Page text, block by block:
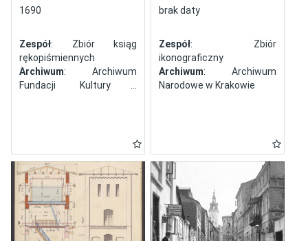
1690
Zespół: Zbiór ksiąg
rękopiśmiennych
Archiwum: Archiwum
Fundacji Kultury i
brak daty
Zespół: Zbiór
ikonograficzny
Archiwum: Archiwum
Narodowe w Krakowie